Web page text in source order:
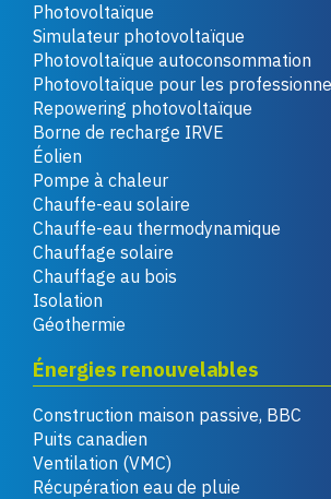
Photovoltaïque
Simulateur photovoltaïque
Photovoltaïque autoconsommation
Photovoltaïque pour les
Repowering photovoltaïque
Borne de recharge IRVE
Éolien
Pompe à chaleur
Chauffe-eau solaire
Chauffe-eau thermodynamique
Chauffage solaire
Chauffage au bois
Isolation
Géothermie
Énergies renouvelables
Construction maison passive, BBC
Puits canadien
Ventilation (VMC)
Récupération eau de pluie